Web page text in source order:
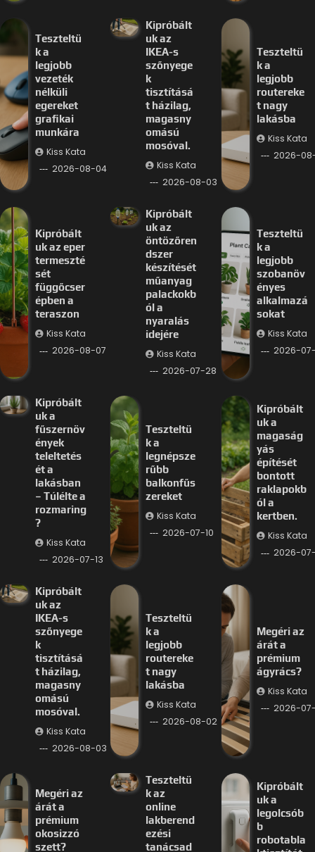
Teszteltü
k a
legjobb
vezeték
nélküli
egereket
grafikai
munkára
Kiss Kata
2026-08-04
Kipróbált
uk az
IKEA-s
szőnyege
k
tisztításá
t házilag,
magasny
omású
mosóval.
Kiss Kata
2026-08-03
Teszteltü
k a
legjobb
routereke
t nagy
lakásba
Kiss Kata
2026-
Kipróbált
uk az eper
termeszté
sét
függőcser
épben a
teraszon
Kiss Kata
2026-08-07
Kipróbált
uk az
öntözőren
dszer
készítését
műanyag
palackokb
ól a
nyaralás
idejére
Kiss Kata
2026-07-28
Teszteltü
k a
legjobb
szobanöv
ényes
alkalmazá
sokat
Kiss Kata
2026-
Kipróbált
uk a
fűszernöv
ények
teleltetés
ét a
lakásban
– Túlélte a
rozmaring
?
Kiss Kata
2026-07-13
Teszteltü
k a
legnépsze
rűbb
balkonfűs
zereket
Kiss Kata
2026-07-10
Kipróbált
uk a
magaság
yás
építését
bontott
raklapokb
ól a
kertben.
Kiss Kata
2026-
Kipróbált
uk az
IKEA-s
szőnyege
k
tisztításá
t házilag,
magasny
omású
mosóval.
Kiss Kata
2026-08-03
Teszteltü
k a
legjobb
routereke
t nagy
lakásba
Kiss Kata
2026-08-02
Megéri az
árát a
prémium
ágyrács?
Kiss Kata
2026-
Megéri az
árát a
prémium
okosizzó
szett?
Teszteltü
k az
online
lakberend
ezési
tanácsad
Kipróbált
uk a
legolcsób
b
robotabla